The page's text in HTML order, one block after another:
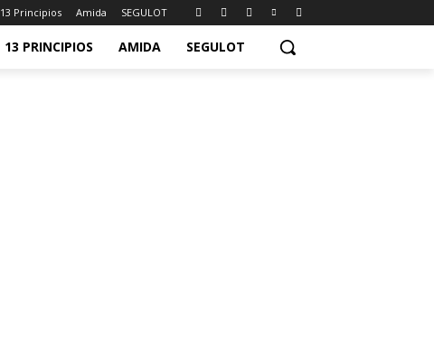
13 Principios Amida SEGULOT
13 PRINCIPIOS AMIDA SEGULOT